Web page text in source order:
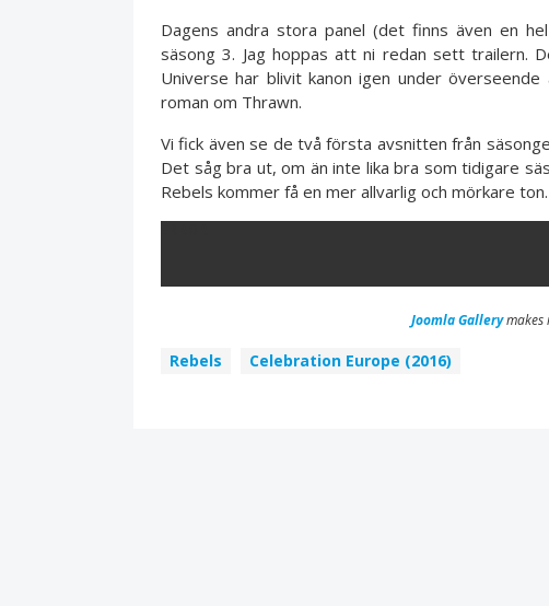
Dagens andra stora panel (det finns även en
säsong 3. Jag hoppas att ni redan sett trailern.
Universe har blivit kanon igen under
roman om Thrawn.
Vi fick även se de två första avsnitten från
Det såg bra ut, om än inte lika bra som tidigare
Rebels kommer få en mer allvarlig och mörkare ton.
Joomla Gallerymakes
Rebels Celebration Europe (2016)